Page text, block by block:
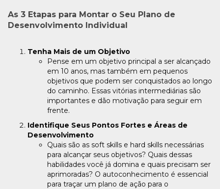
As 3 Etapas para Montar o Seu Plano de
Desenvolvimento Individual
Tenha Mais de um Objetivo
Pense em um objetivo principal a ser alcançado
em 10 anos, mas também em pequenos
objetivos que podem ser conquistados ao longo
do caminho. Essas vitórias intermediárias são
importantes e dão motivação para seguir em
frente.
Identifique Seus Pontos Fortes e Áreas de
Desenvolvimento
Quais são as soft skills e hard skills necessárias
para alcançar seus objetivos? Quais dessas
habilidades você já domina e quais precisam ser
aprimoradas? O autoconhecimento é essencial
para traçar um plano de ação para o